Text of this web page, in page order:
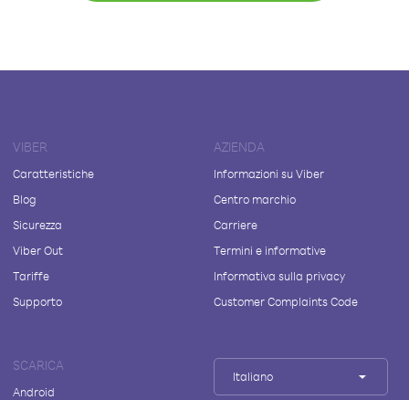
VIBER
Caratteristiche
Blog
Sicurezza
Viber Out
Tariffe
Supporto
AZIENDA
Informazioni su Viber
Centro marchio
Carriere
Termini e informative
Informativa sulla privacy
Customer Complaints Code
SCARICA
Android
Italiano